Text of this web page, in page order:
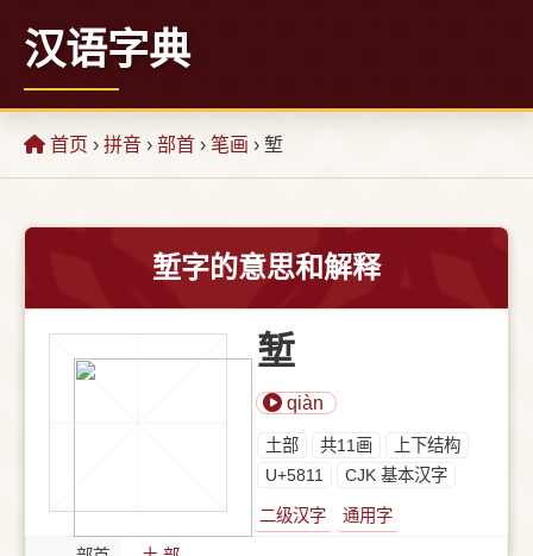
汉语字典
首页 › 拼音 › 部首 › 笔画 › 堑
堑字的意思和解释
堑
qiàn
⼟部 共11画
上下结构
U+5811
CJK 基本汉字
二级汉字 通用字